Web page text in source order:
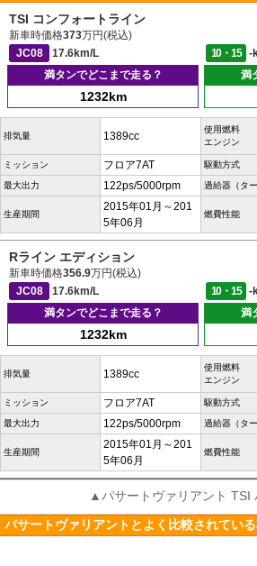
TSI コンフォートライン
新車時価格373万円(税込)
JC08
17.6km/L 10・15
-
満タンでどこまで走る？
1232km
満
排気量 1389cc
使用燃料
エンジン
ミッション フロア7AT 駆動方式
最大出力 122ps/5000rpm 過給器（ター
生産期間
2015年01月～201
5年06月
燃費性能
Rライン エディション
新車時価格356.9万円(税込)
JC08
17.6km/L 10・15
-
満タンでどこまで走る？
1232km
満
排気量 1389cc
使用燃料
エンジン
ミッション フロア7AT 駆動方式
最大出力 122ps/5000rpm 過給器（ター
生産期間
2015年01月～201
5年06月
燃費性能
▲パサートヴァリアント TSI
パサートヴァリアントとよく比較されてい